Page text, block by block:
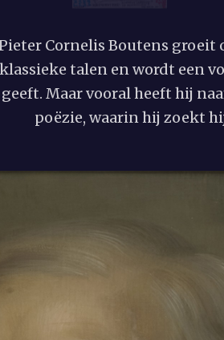
Cornelis Boutens groeit
klassieke talen en wordt een
geeft. Maar vooral heeft hij
poëzie, waarin hij zoekt